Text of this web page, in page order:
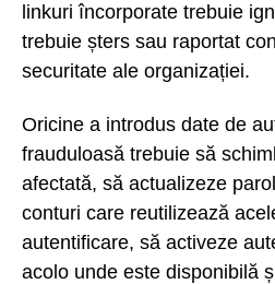
linkuri încorporate trebuie
trebuie șters sau raportat
securitate ale organizației.
Oricine a introdus date de
frauduloasă trebuie să
afectată, să actualizeze
conturi care reutilizează
autentificare, să activeze
acolo unde este disponibilă